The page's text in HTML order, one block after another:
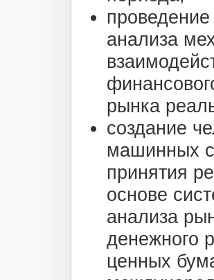
анализа
рынка
создание
машинных
принятия
основе
анализа
денежного
ценных